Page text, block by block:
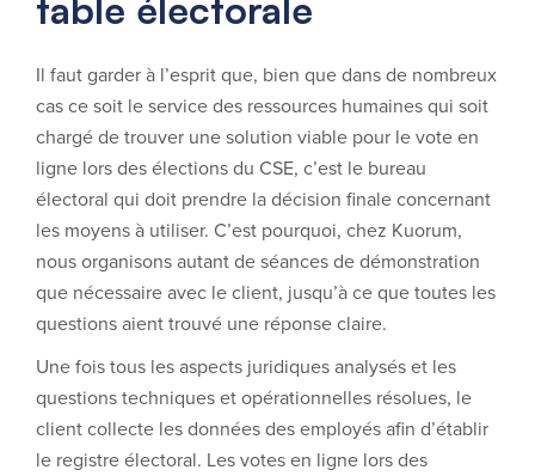
table électorale
Il faut garder à l’esprit que, bien que dans de nombreux
cas ce soit le service des ressources humaines qui soit
chargé de trouver une solution viable pour le vote en
ligne lors des élections du CSE, c’est le bureau
électoral qui doit prendre la décision finale concernant
les moyens à utiliser. C’est pourquoi, chez Kuorum,
nous organisons autant de séances de démonstration
que nécessaire avec le client, jusqu’à ce que toutes les
questions aient trouvé une réponse claire.
Une fois tous les aspects juridiques analysés et les
questions techniques et opérationnelles résolues, le
client collecte les données des employés afin d’établir
le registre électoral. Les votes en ligne lors des